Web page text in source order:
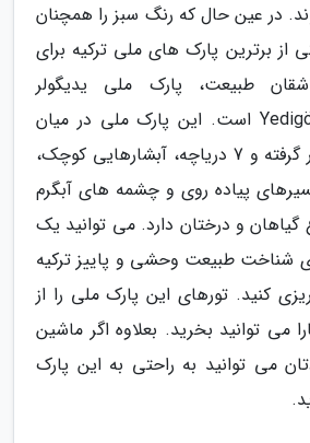
در عین حال که رنگ سبز را همچنان
از برترین پارک های ملی ترکیه برای
طبیعت، پارک ملی یدیگولر
Yedigöller National Park است. این پارک ملی در میان
آنکارا و استانبول قرار گرفته و 7 دریاچه، آبشارهایی کوچک،
پیاده روی و چشمه های آبگرم
گیاهان و درختان دارد. می توانید یک
شناخت طبیعت وحشی و پاییز ترکیه
کنید. تورهای این پارک ملی را از
می توانید بخرید. بعلاوه اگر ماشین
می توانید به راحتی به این پارک